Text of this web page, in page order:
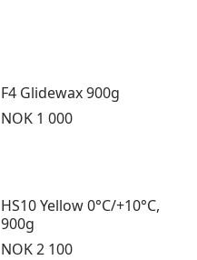
F4 Glidewax 900g
Pris:
NOK 1 000
HS10 Yellow 0°C/+10°C,
900g
Pris:
NOK 2 100